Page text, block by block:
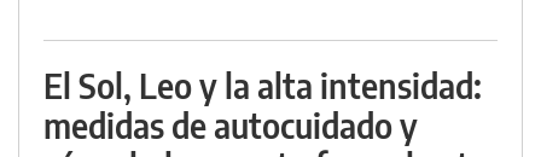
El Sol, Leo y la alta intensidad:
medidas de autocuidado y